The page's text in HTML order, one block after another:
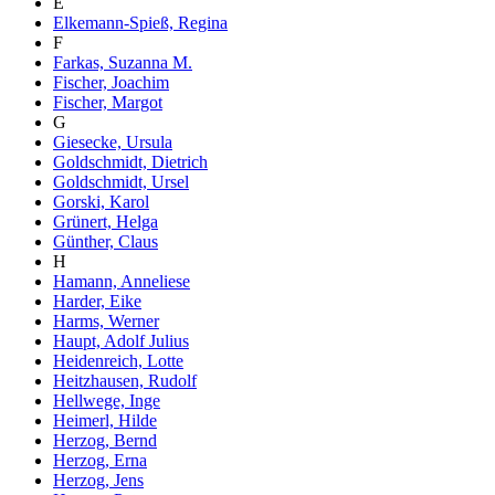
Elkemann-Spieß, Regina
F
Farkas, Suzanna M.
Fischer, Joachim
Fischer, Margot
G
Giesecke, Ursula
Goldschmidt, Dietrich
Goldschmidt, Ursel
Gorski, Karol
Grünert, Helga
Günther, Claus
H
Hamann, Anneliese
Harder, Eike
Harms, Werner
Haupt, Adolf Julius
Heidenreich, Lotte
Heitzhausen, Rudolf
Hellwege, Inge
Heimerl, Hilde
Herzog, Bernd
Herzog, Erna
Herzog, Jens